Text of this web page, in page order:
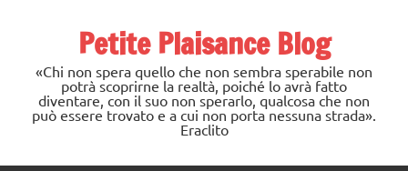
Petite Plaisance Blog
«Chi non spera quello che non sembra sperabile non
potrà scoprirne la realtà, poiché lo avrà fatto
diventare, con il suo non sperarlo, qualcosa che non
può essere trovato e a cui non porta nessuna strada».
Eraclito